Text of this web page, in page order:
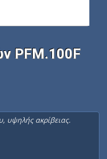
PFM.100F
υψηλής ακρίβειας.